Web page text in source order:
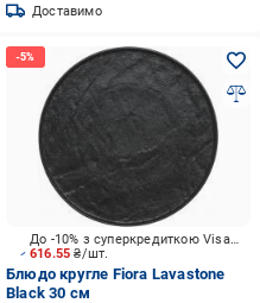
Доставимо
616.55₴/шт.
До -10% з суперкредиткою Visa Вигода
Блюдо кругле Fiora Lavastone
Black 30 см